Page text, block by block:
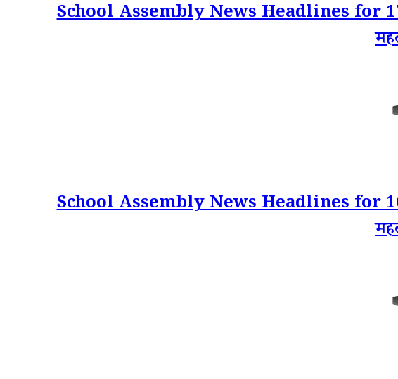
School Assembly News Headlines for
School Assembly News Headlines for